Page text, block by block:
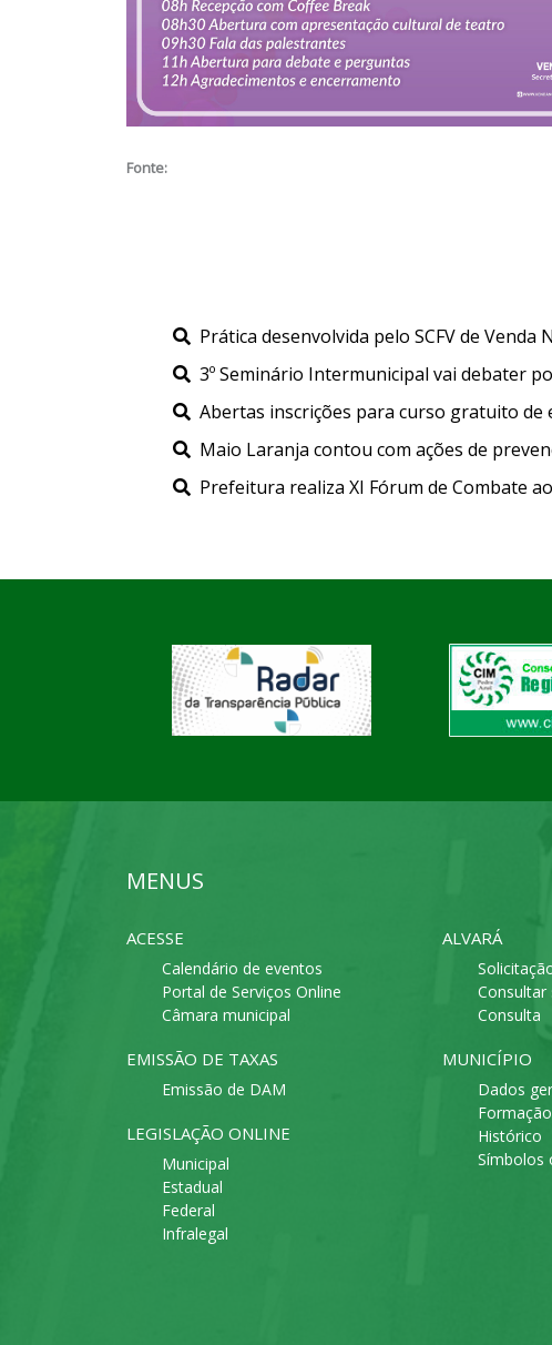
Fonte:
Prática desenvolvida pelo SCFV de
3º Seminário Intermunicipal vai debater
Abertas inscrições para curso gratuito
Maio Laranja contou com ações de
Prefeitura realiza XI Fórum de Combate
MENUS
ACESSE
Calendário de eventos
Portal de Serviços Online
Câmara municipal
EMISSÃO DE TAXAS
Emissão de DAM
LEGISLAÇÃO ONLINE
Municipal
Estadual
Federal
Infralegal
ALVARÁ
Consultar
Consulta
MUNICÍPIO
Dados
Histórico
Símbolos